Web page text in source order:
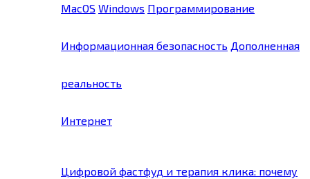
MacOS Windows Программирование
Информационная безопасность Дополненная
реальность
Интернет
Цифровой фастфуд и терапия клика: почему